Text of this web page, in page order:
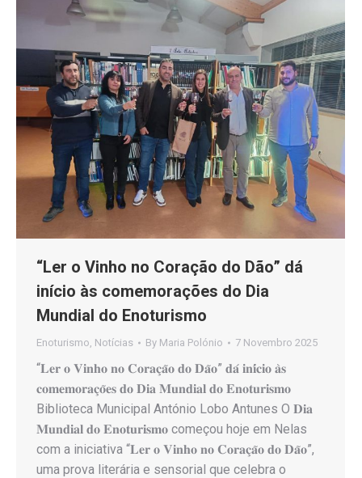
“Ler o Vinho no Coração do Dão” dá
início às comemorações do Dia
Mundial do Enoturismo
Enoturismo Notícias By Maria Polónio 7 Novembro 2025
“𝐋𝐞𝐫 𝐨 𝐕𝐢𝐧𝐡𝐨 𝐧𝐨 𝐂𝐨𝐫𝐚𝐜̧𝐚̃𝐨 𝐝𝐨 𝐃𝐚̃𝐨” 𝐝𝐚́ 𝐢𝐧𝐢́𝐜𝐢𝐨 𝐚̀𝐬
𝐜𝐨𝐦𝐞𝐦𝐨𝐫𝐚𝐜̧𝐨̃𝐞𝐬 𝐝𝐨 𝐃𝐢𝐚 𝐌𝐮𝐧𝐝𝐢𝐚𝐥 𝐝𝐨 𝐄𝐧𝐨𝐭𝐮𝐫𝐢𝐬𝐦𝐨
Biblioteca Municipal António Lobo Antunes O 𝐃𝐢𝐚
𝐌𝐮𝐧𝐝𝐢𝐚𝐥 𝐝𝐨 𝐄𝐧𝐨𝐭𝐮𝐫𝐢𝐬𝐦𝐨 começou hoje em Nelas
com a iniciativa “𝐋𝐞𝐫 𝐨 𝐕𝐢𝐧𝐡𝐨 𝐧𝐨 𝐂𝐨𝐫𝐚𝐜̧𝐚̃𝐨 𝐝𝐨 𝐃𝐚̃𝐨”,
uma prova literária e sensorial que celebra o